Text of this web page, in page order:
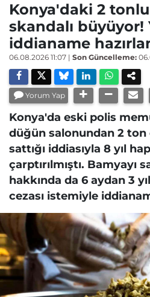
Konya'daki 2
skandalı büyüyor!
iddianame
06.08.2026 11:07 | Son Güncelleme:
Yorum Yap
Konya'da eski polis
düğün salonundan 2 ton
sattığı iddiasıyla 8 yıl
çarptırılmıştı. Bamyayı
hakkında da 6 aydan 3
cezası istemiyle